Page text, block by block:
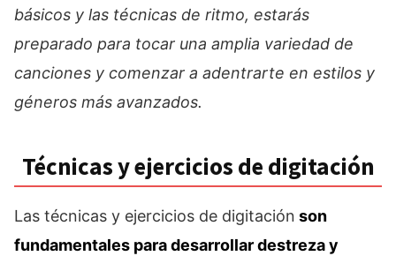
básicos y las técnicas de ritmo, estarás
preparado para tocar una amplia variedad de
canciones y comenzar a adentrarte en estilos y
géneros más avanzados.
Técnicas y ejercicios de digitación
Las técnicas y ejercicios de digitación son
fundamentales para desarrollar destreza y